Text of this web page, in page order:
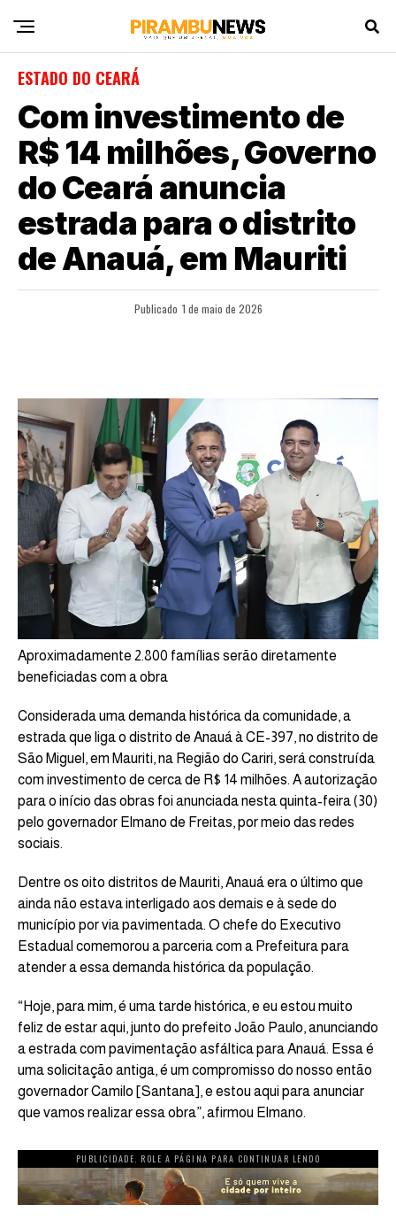
ESTADO DO CEARÁ
Com investimento de
R$ 14 milhões, Governo
do Ceará anuncia
estrada para o distrito
de Anauá, em Mauriti
Publicado 1 de maio de 2026
Aproximadamente 2.800 famílias serão diretamente
beneficiadas com a obra
Considerada uma demanda histórica da comunidade, a
estrada que liga o distrito de Anauá à CE-397, no distrito de
São Miguel, em Mauriti, na Região do Cariri, será construída
com investimento de cerca de R$ 14 milhões. A autorização
para o início das obras foi anunciada nesta quinta-feira (30)
pelo governador Elmano de Freitas, por meio das redes
sociais.
Dentre os oito distritos de Mauriti, Anauá era o último que
ainda não estava interligado aos demais e à sede do
município por via pavimentada. O chefe do Executivo
Estadual comemorou a parceria com a Prefeitura para
atender a essa demanda histórica da população.
“Hoje, para mim, é uma tarde histórica, e eu estou muito
feliz de estar aqui, junto do prefeito João Paulo, anunciando
a estrada com pavimentação asfáltica para Anauá. Essa é
uma solicitação antiga, é um compromisso do nosso então
governador Camilo [Santana], e estou aqui para anunciar
que vamos realizar essa obra”, afirmou Elmano.
PUBLICIDADE. ROLE A PÁGINA PARA CONTINUAR LENDO